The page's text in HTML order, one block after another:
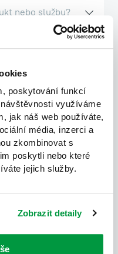
poskytování funkcí
využíváme
jak náš web používáte,
média, inzerci a
zkombinovat s
poskytli nebo které
jejich služby.
Zobrazit detaily
nebo službu?